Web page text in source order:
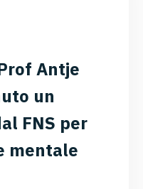
Antje
un
FNS per
mentale